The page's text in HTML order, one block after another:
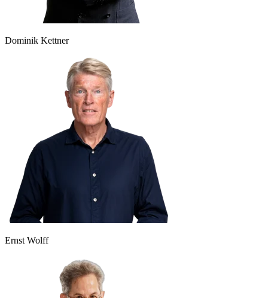
Dominik Kettner
Ernst Wolff